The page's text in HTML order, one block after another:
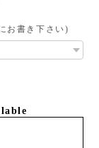
お書き下さい)